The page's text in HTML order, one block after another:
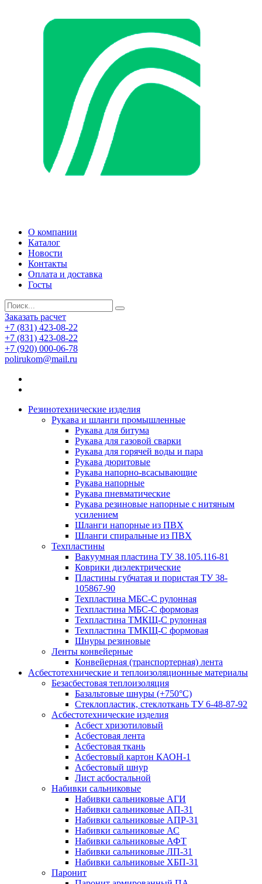
О компании
Каталог
Новости
Контакты
Оплата и доставка
Госты
Заказать расчет
+7 (831) 423-08-22
+7 (831) 423-08-22
+7 (920) 000-06-78
polirukom@mail.ru
Резинотехнические изделия
Рукава и шланги промышленные
Рукава для битума
Рукава для газовой сварки
Рукава для горячей воды и пара
Рукава дюритовые
Рукава напорно-всасывающие
Рукава напорные
Рукава пневматические
Рукава резиновые напорные с нитяным
усилением
Шланги напорные из ПВХ
Шланги спиральные из ПВХ
Техпластины
Вакуумная пластина ТУ 38.105.116-81
Коврики диэлектрические
Пластины губчатая и пористая ТУ 38-
105867-90
Техпластина МБС-С рулонная
Техпластина МБС-С формовая
Техпластина ТМКЩ-С рулонная
Техпластина ТМКЩ-С формовая
Шнуры резиновые
Ленты конвейерные
Конвейерная (транспортерная) лента
Асбестотехнические и теплоизоляционные материалы
Безасбестовая теплоизоляция
Базальтовые шнуры (+750°С)
Стеклопластик, стеклоткань ТУ 6-48-87-92
Асбестотехнические изделия
Асбест хризотиловый
Асбестовая лента
Асбестовая ткань
Асбестовый картон КАОН-1
Асбестовый шнур
Лист асбостальной
Набивки сальниковые
Набивки сальниковые АГИ
Набивки сальниковые АП-31
Набивки сальниковые АПР-31
Набивки сальниковые АС
Набивки сальниковые АФТ
Набивки сальниковые ЛП-31
Набивки сальниковые ХБП-31
Паронит